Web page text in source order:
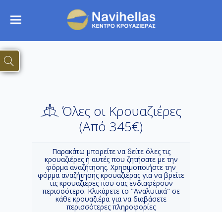
Όλες οι Κρουαζιέρες
(Aπό 345€)
Παρακάτω μπορείτε να δείτε όλες τις
κρουαζιέρες ή αυτές που ζητήσατε με την
φόρμα αναζήτησης. Χρησιμοποιήστε την
φόρμα αναζήτησης κρουαζιέρας για να βρείτε
τις κρουαζιέρες που σας ενδιαφέρουν
περισσότερο. Κλικάρετε το "Αναλυτικά" σε
κάθε κρουαζιέρα για να διαβάσετε
περισσότερες πληροφορίες